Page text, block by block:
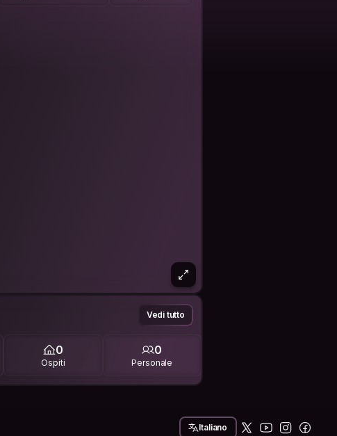
Vedi tutto
0
Ospiti
0
Personale
Italiano